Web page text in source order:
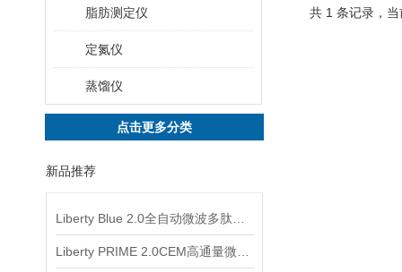
脂肪测定仪
定氮仪
蒸馏仪
点击更多分类
新品推荐
共 1 条记录，